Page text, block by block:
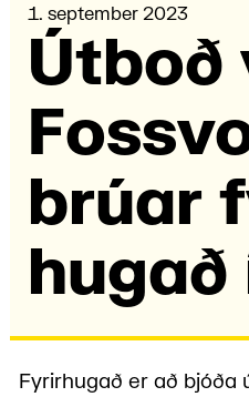
1. september 2023
Útboð
brúar
Fyrirhugað er að